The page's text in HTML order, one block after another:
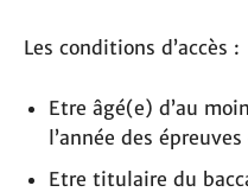
Les conditions d’accès :
Etre âgé(e) d’au
l’année des
Etre titulaire du